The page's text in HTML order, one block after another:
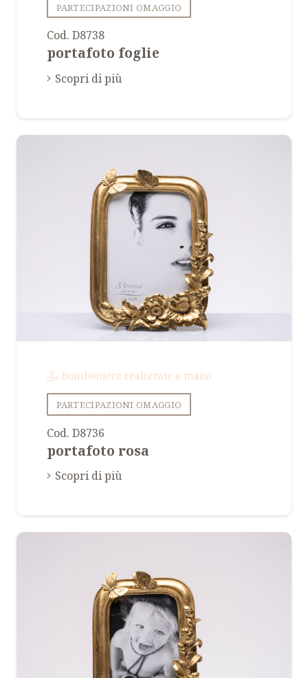
PARTECIPAZIONI OMAGGIO
Cod. D8738
portafoto foglie
Scopri di più
Bomboniere realizzate a mano
PARTECIPAZIONI OMAGGIO
Cod. D8736
portafoto rosa
Scopri di più